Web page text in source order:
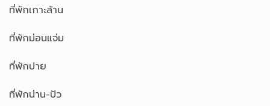
ที่พักเกาะล้าน
ที่พักม่อนแจ่ม
ที่พักปาย
ที่พักน่าน-ปัว